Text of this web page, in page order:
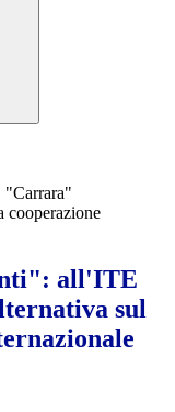
"Carrara"
cooperazione
all'ITE
sul